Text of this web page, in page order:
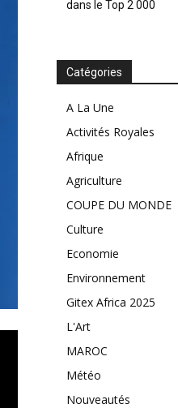
dans le Top 2 000
Catégories
A La Une
Activités Royales
Afrique
Agriculture
COUPE DU MONDE
Culture
Economie
Environnement
Gitex Africa 2025
L'Art
MAROC
Météo
Nouveautés